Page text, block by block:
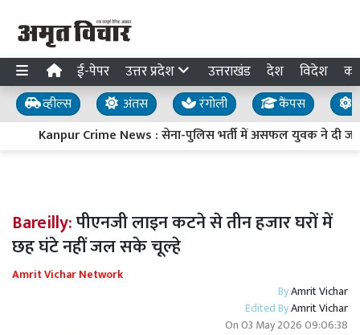
ई-पेपर उत्तर प्रदेश उत्तराखंड देश विदेश
व्हील्स अंतस रंगोली कैंपस
Kanpur Crime News : सेना-पुलिस भर्ती में असफल युवक ने दी
Bareilly:पीएनजी लाइन कटने से तीन हजार घरों में
छह घंटे नहीं जल सके चूल्हे
Amrit Vichar Network
ByAmrit Vichar
Edited ByAmrit Vichar
On03 May 2026 09:06:38